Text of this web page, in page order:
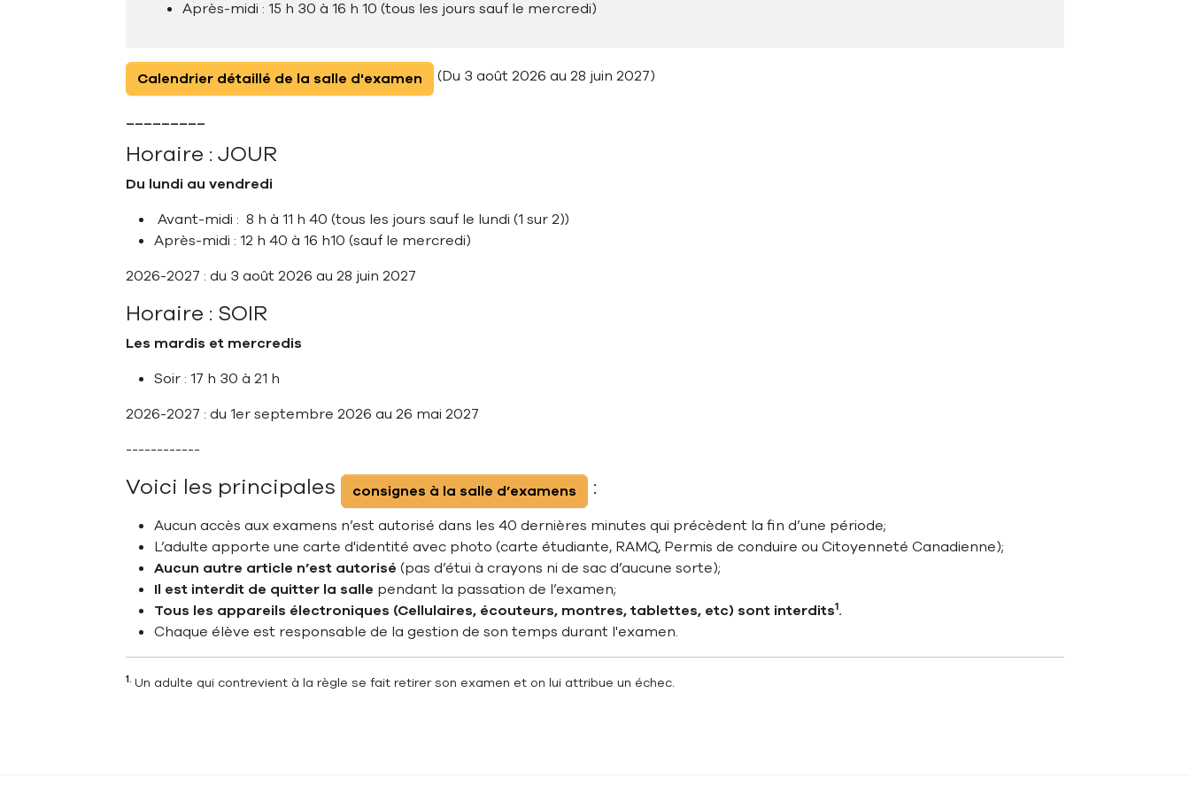
Après-midi : 15 h 30 à 16 h 10 (tous les jours sauf le mercredi)
Calendrier détaillé de la salle d'examen (Du 3 août 2026 au 28 juin 2027)
---------
Horaire : JOUR
Du lundi au vendredi
Avant-midi : 8 h à 11 h 40 (tous les jours sauf le lundi (1 sur 2))
Après-midi : 12 h 40 à 16 h10 (sauf le mercredi)
2026-2027 : du 3 août 2026 au 28 juin 2027
Horaire : SOIR
Les mardis et mercredis
Soir : 17 h 30 à 21 h
2026-2027 : du 1er septembre 2026 au 26 mai 2027
------------
Voici les principales consignes à la salle d’examens :
Aucun accès aux examens n’est autorisé dans les 40 dernières minutes qui précèdent la fin d’une période;
L’adulte apporte une carte d'identité avec photo (carte étudiante, RAMQ, Permis de conduire ou Citoyenneté Canadienne);
Aucun autre article n’est autorisé (pas d’étui à crayons ni de sac d’aucune sorte);
Il est interdit de quitter la salle pendant la passation de l’examen;
Tous les appareils électroniques (Cellulaires, écouteurs, montres, tablettes, etc) sont interdits1.
Chaque élève est responsable de la gestion de son temps durant l'examen.
1. Un adulte qui contrevient à la règle se fait retirer son examen et on lui attribue un échec.